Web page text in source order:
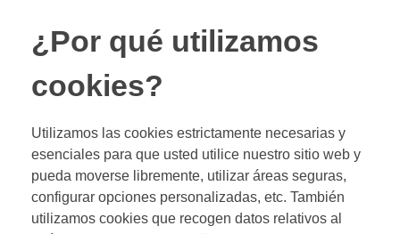
¿Por qué utilizamos
cookies?
Utilizamos las cookies estrictamente necesarias y
esenciales para que usted utilice nuestro sitio web y
pueda moverse libremente, utilizar áreas seguras,
configurar opciones personalizadas, etc. También
utilizamos cookies que recogen datos relativos al